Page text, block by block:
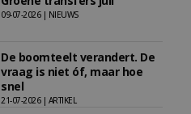
09-07-2026 | NIEUWS
De boomteelt verandert. De
vraag is niet óf, maar hoe
snel
21-07-2026 | ARTIKEL